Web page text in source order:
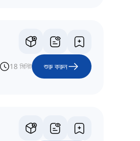
18 মিনিট শুরু করুন